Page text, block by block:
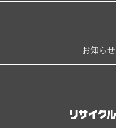
お知らせ